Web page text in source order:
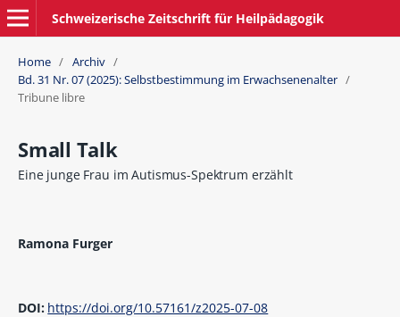
Schweizerische Zeitschrift für Heilpädagogik
Home / Archiv /
Bd. 31 Nr. 07 (2025): Selbstbestimmung im Erwachsenenalter /
Tribune libre
Small Talk
Eine junge Frau im Autismus-Spektrum erzählt
Ramona Furger
DOI: https://doi.org/10.57161/z2025-07-08